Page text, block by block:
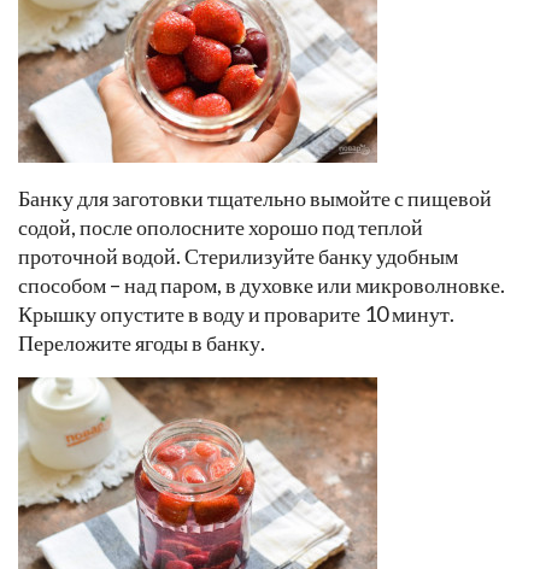
Банку для заготовки тщательно вымойте с пищевой
содой, после ополосните хорошо под теплой
проточной водой. Стерилизуйте банку удобным
способом – над паром, в духовке или микроволновке.
Крышку опустите в воду и проварите 10 минут.
Переложите ягоды в банку.